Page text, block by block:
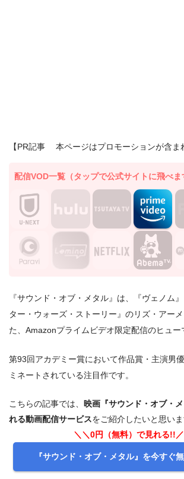
【PR記事 本ページはプロモーションが含ま
配信VOD一覧（タップで公式サイトに飛べま
『サウンド・オブ・メタル』は、『ヴェノム
ター・ウォーズ・ストーリー』のリズ・アー
た、Amazonプライムビデオ限定配信のヒュー
第93回アカデミー賞において作品賞・主演男
ミネートされている注目作です。
こちらの記事では、 映画『サウンド・オブ・
れる動画配信サービスをご紹介したいと思いま
＼＼0円（無料）で見れる!!
『サウンド・オブ・メタル』を今すぐ